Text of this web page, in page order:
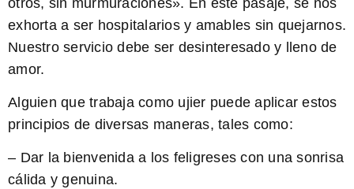
exhorta a ser hospitalarios y amables sin quejarnos.
Nuestro servicio debe ser desinteresado y lleno de
amor.
Alguien que trabaja como ujier puede aplicar estos
principios de diversas maneras, tales como:
– Dar la bienvenida a los feligreses con una sonrisa
cálida y genuina.